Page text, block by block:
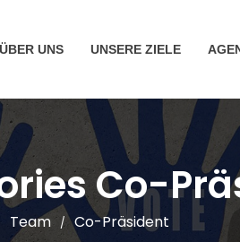
ÜBER UNS UNSERE ZIELE
Co-
Team / Co-Präsident